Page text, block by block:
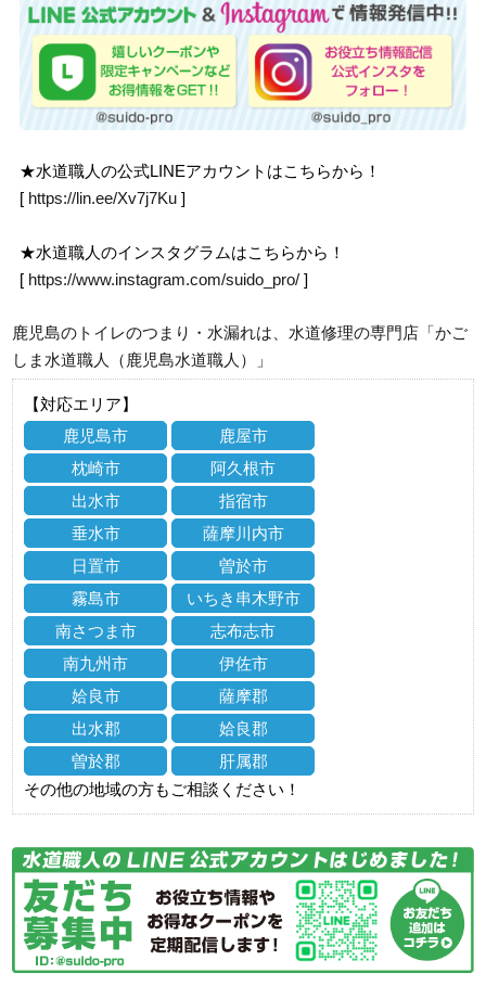
★水道職人の公式LINEアカウントはこちらから！
[ https://lin.ee/Xv7j7Ku ]
★水道職人のインスタグラムはこちらから！
[ https://www.instagram.com/suido_pro/ ]
鹿児島のトイレのつまり・水漏れは、水道修理の専門店「かご
しま水道職人（鹿児島水道職人）」
【対応エリア】
鹿児島市
鹿屋市
枕崎市
阿久根市
出水市
指宿市
垂水市
薩摩川内市
日置市
曽於市
霧島市
いちき串木野市
南さつま市
志布志市
南九州市
伊佐市
姶良市
薩摩郡
出水郡
姶良郡
曽於郡
肝属郡
その他の地域の方もご相談ください！